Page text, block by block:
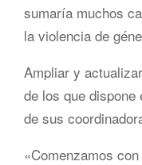
sumaría muchos
la violencia de
Ampliar y
de los que
de sus
«Comenzamos